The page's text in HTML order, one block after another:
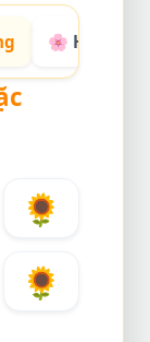
🌸 Hoa
🌻
🌻